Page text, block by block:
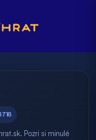
Pozri si minulé